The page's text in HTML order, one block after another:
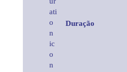
Duração